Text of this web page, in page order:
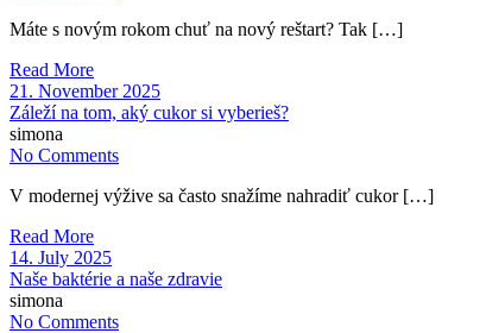
Máte s novým rokom chuť na nový reštart? Tak […]
Read More
21. November 2025
Záleží na tom, aký cukor si vyberieš?
simona
No Comments
V modernej výžive sa často snažíme nahradiť cukor […]
Read More
14. July 2025
Naše baktérie a naše zdravie
simona
No Comments